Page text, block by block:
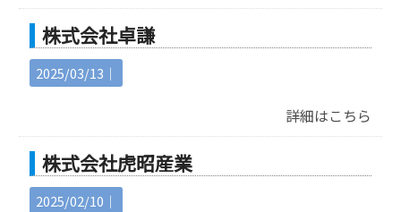
株式会社卓謙
2025/03/13｜
詳細はこちら
株式会社虎昭産業
2025/02/10｜